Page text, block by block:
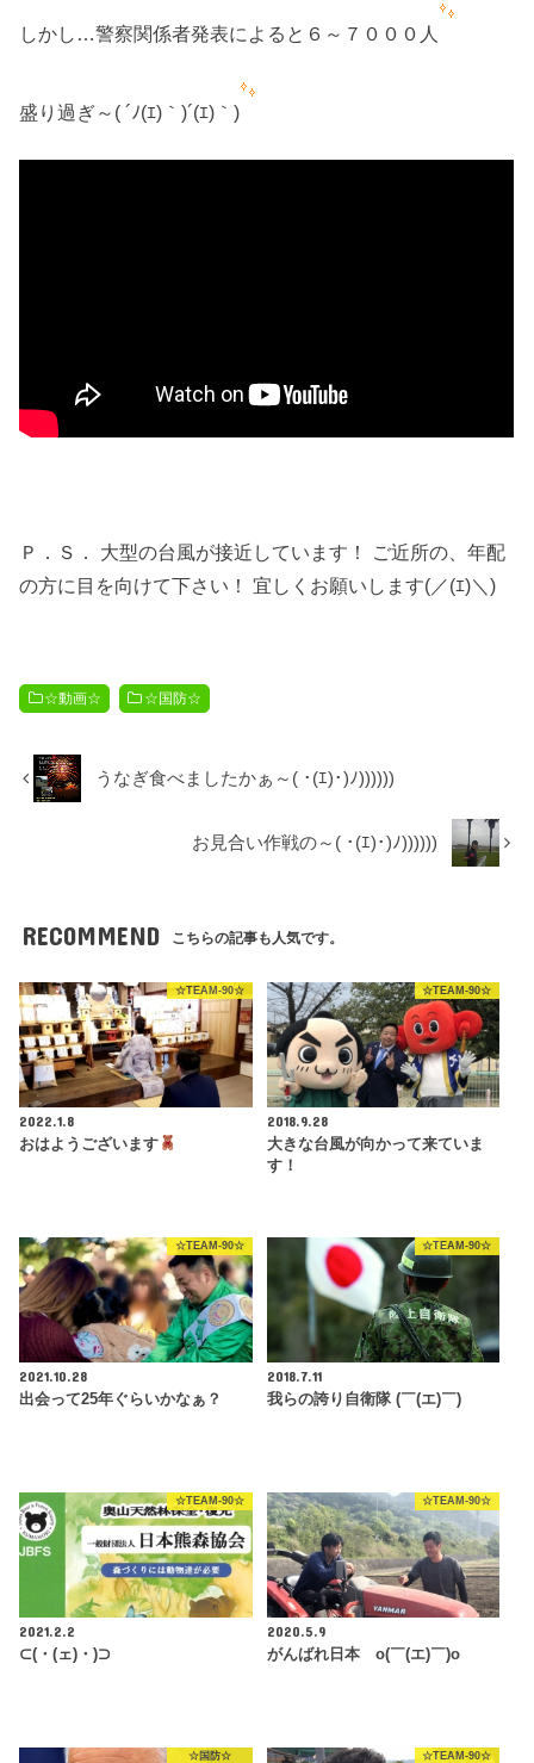
しかし…警察関係者発表によると６～７０００人
盛り過ぎ～( ´ﾉ(ｴ)｀)´(ｴ)｀)
Ｐ．Ｓ． 大型の台風が接近しています！ ご近所の、年配
の方に目を向けて下さい！ 宜しくお願いします(／(ｴ)＼)
☆動画☆ ☆国防☆
うなぎ食べましたかぁ～( ･(ｴ)･)ﾉ))))))
お見合い作戦の～( ･(ｴ)･)ﾉ))))))
RECOMMEND こちらの記事も人気です。
☆TEAM-90☆
2022.1.8
おはようございます
☆TEAM-90☆
2018.9.28
大きな台風が向かって来ていま
す！
☆TEAM-90☆
2021.10.28
出会って25年ぐらいかなぁ？
☆TEAM-90☆
2018.7.11
我らの誇り自衛隊 (￣(エ)￣)
☆TEAM-90☆
2021.2.2
⊂(・(ェ)・)⊃
☆TEAM-90☆
2020.5.9
がんばれ日本 o(￣(エ)￣)o
☆国防☆ ☆TEAM-90☆